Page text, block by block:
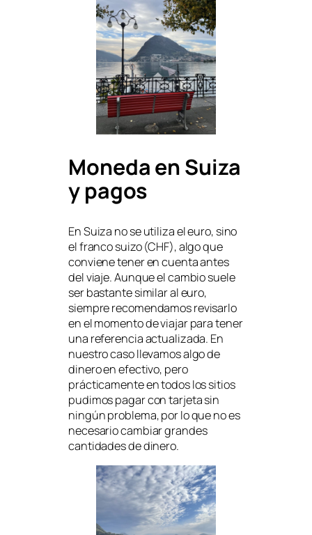
Moneda en Suiza
y pagos
En Suiza no se utiliza el euro, sino
el franco suizo (CHF), algo que
conviene tener en cuenta antes
del viaje. Aunque el cambio suele
ser bastante similar al euro,
siempre recomendamos revisarlo
en el momento de viajar para tener
una referencia actualizada. En
nuestro caso llevamos algo de
dinero en efectivo, pero
prácticamente en todos los sitios
pudimos pagar con tarjeta sin
ningún problema, por lo que no es
necesario cambiar grandes
cantidades de dinero.